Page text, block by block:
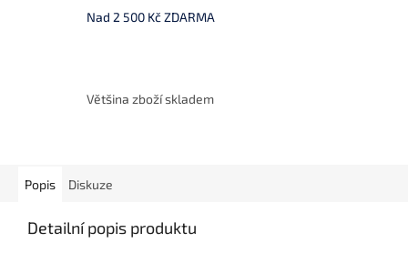
Nad 2 500 Kč ZDARMA
Většina zboží skladem
Popis Diskuze
Detailní popis produktu